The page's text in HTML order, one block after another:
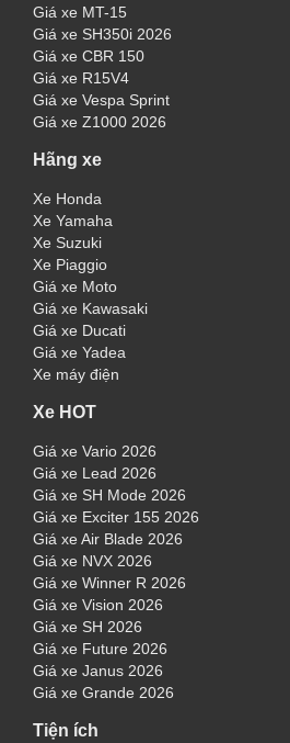
Giá xe MT-15
Giá xe SH350i 2026
Giá xe CBR 150
Giá xe R15V4
Giá xe Vespa Sprint
Giá xe Z1000 2026
Hãng xe
Xe Honda
Xe Yamaha
Xe Suzuki
Xe Piaggio
Giá xe Moto
Giá xe Kawasaki
Giá xe Ducati
Giá xe Yadea
Xe máy điện
Xe HOT
Giá xe Vario 2026
Giá xe Lead 2026
Giá xe SH Mode 2026
Giá xe Exciter 155 2026
Giá xe Air Blade 2026
Giá xe NVX 2026
Giá xe Winner R 2026
Giá xe Vision 2026
Giá xe SH 2026
Giá xe Future 2026
Giá xe Janus 2026
Giá xe Grande 2026
Tiện ích